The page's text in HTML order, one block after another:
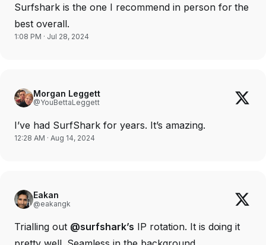
Surfshark is the one I recommend in person for the
best overall.
1:08 PM · Jul 28, 2024
Morgan Leggett
@YouBettaLeggett
I’ve had SurfShark for years. It’s amazing.
12:28 AM · Aug 14, 2024
Eakan
@eakangk
Trialling out @surfshark’s IP rotation. It is doing it